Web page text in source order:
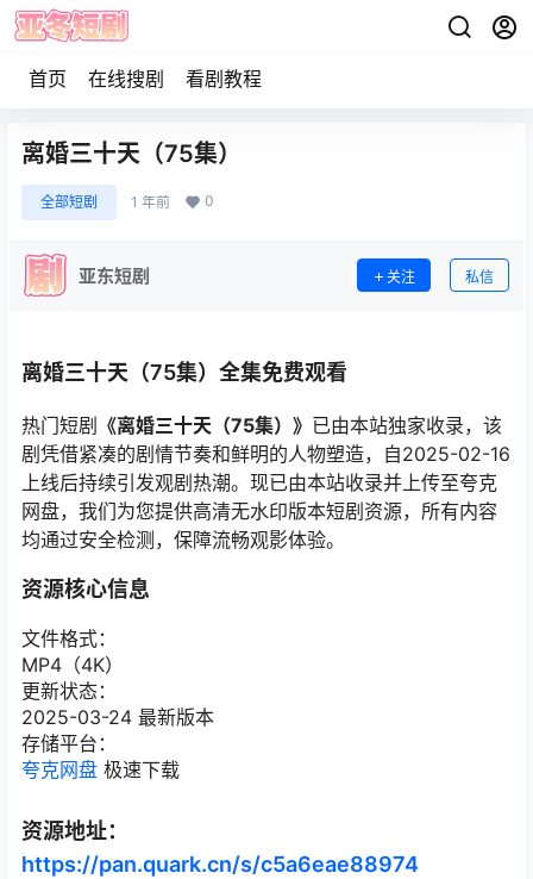
首页 在线搜剧 看剧教程
离婚三十天（75集）
全部短剧 1 年前 0
亚东短剧 关注 私信
离婚三十天（75集）全集免费观看
热门短剧 《离婚三十天（75集）》 已由本站独家收录，该
剧凭借紧凑的剧情节奏和鲜明的人物塑造，自2025-02-16
上线后持续引发观剧热潮。现已由本站收录并上传至夸克
网盘，我们为您提供高清无水印版本短剧资源，所有内容
均通过安全检测，保障流畅观影体验。
资源核心信息
文件格式：
MP4（4K）
更新状态：
2025-03-24 最新版本
存储平台：
夸克网盘 极速下载
资源地址：
https://pan.quark.cn/s/c5a6eae88974